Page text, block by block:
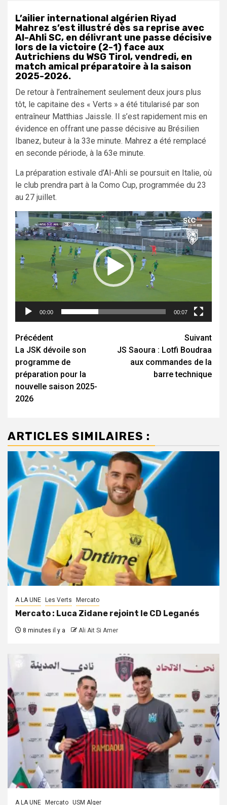
L’ailier international algérien Riyad
Mahrez s’est illustré dès sa reprise avec
Al-Ahli SC, en délivrant une passe décisive
lors de la victoire (2-1) face aux
Autrichiens du WSG Tirol, vendredi, en
match amical préparatoire à la saison
2025-2026.
De retour à l’entraînement seulement deux jours plus
tôt, le capitaine des « Verts » a été titularisé par son
entraîneur Matthias Jaissle. Il s’est rapidement mis en
évidence en offrant une passe décisive au Brésilien
Ibanez, buteur à la 33e minute. Mahrez a été remplacé
en seconde période, à la 63e minute.
La préparation estivale d’Al-Ahli se poursuit en Italie, où
le club prendra part à la Como Cup, programmée du 23
au 27 juillet.
Lecteur
vidéo
00:00 00:07
Navigation
d’article
Précédent
La JSK dévoile son
programme de
préparation pour la
nouvelle saison 2025-
2026
Suivant
JS Saoura : Lotfi Boudraa
aux commandes de la
barre technique
ARTICLES SIMILAIRES :
A LA UNE Les Verts Mercato
Mercato : Luca Zidane rejoint le CD Leganés
8 minutes il y a Ali Ait Si Amer
A LA UNE Mercato USM Alger